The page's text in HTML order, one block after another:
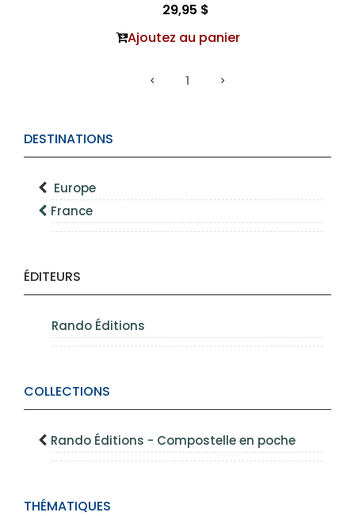
DESTINATIONS
Europe
France
ÉDITEURS
Rando Éditions
COLLECTIONS
Rando Éditions - Compostelle en poche
THÉMATIQUES
29,95 $
Ajoutez au panier
1